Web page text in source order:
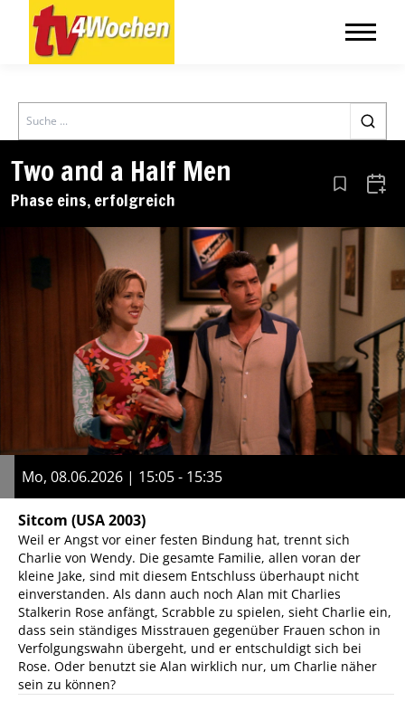
Search
Two and a Half Men
Phase eins, erfolgreich Aus den
Mo, 08.06.2026 | 15:05 - 15:35
Sitcom (USA 2003)
Weil er Angst vor einer festen Bindung hat, trennt sich
Charlie von Wendy. Die gesamte Familie, allen voran der
kleine Jake, sind mit diesem Entschluss überhaupt nicht
einverstanden. Als dann auch noch Alan mit Charlies
Stalkerin Rose anfängt, Scrabble zu spielen, sieht Charlie ein,
dass sein ständiges Misstrauen gegenüber Frauen schon in
Verfolgungswahn übergeht, und er entschuldigt sich bei
Rose. Oder benutzt sie Alan wirklich nur, um Charlie näher
sein zu können?